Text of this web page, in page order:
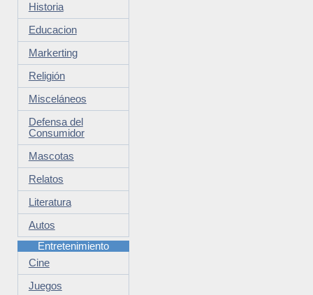
Historia
Educacion
Markerting
Religión
Misceláneos
Defensa del
Consumidor
Mascotas
Relatos
Literatura
Autos
Entretenimiento
Cine
Juegos